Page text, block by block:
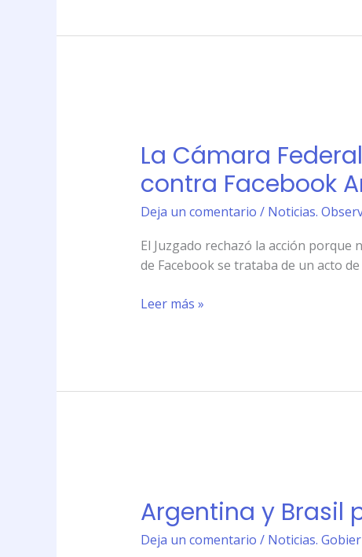
La Cámara
contra Facebook
Deja un comentario / Noticias.
El Juzgado rechazó la acción
de Facebook se trataba de un acto
Federal
Córdoba
revocó
rechazo
de
amparo
basados
50
años
Leer más »
Argentina y Brasil
Deja un comentario / Noticias.
Brasil
profundizan
estrategias